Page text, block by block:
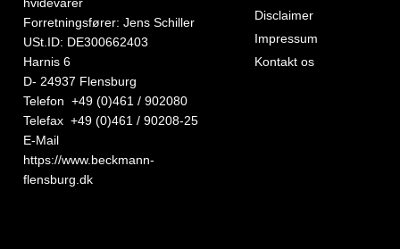
Forretningsfører: Jens Schiller
USt.ID: DE300662403
Harnis 6
D- 24937 Flensburg
Telefon +49 (0)461 / 902080
Telefax +49 (0)461 / 90208-25
E-Mail
https://www.beckmann-
flensburg.dk
Disclaimer
Impressum
Kontakt os